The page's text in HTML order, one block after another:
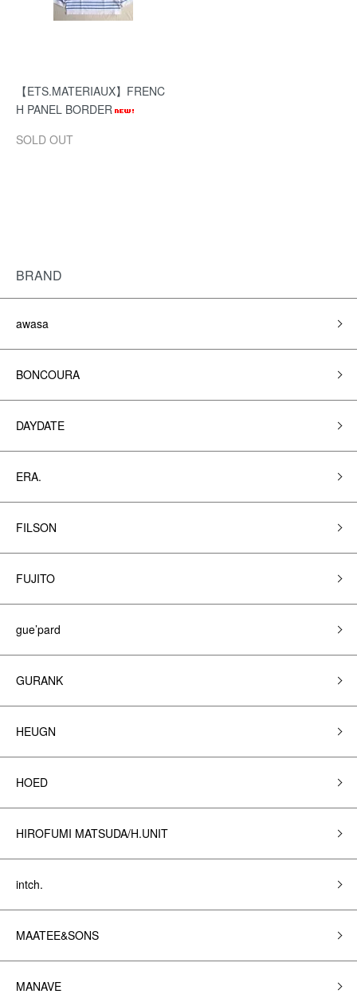
【ETS.MATERIAUX】FRENC
H PANEL BORDER
SOLD OUT
BRAND
awasa
BONCOURA
DAYDATE
ERA.
FILSON
FUJITO
gue’pard
GURANK
HEUGN
HOED
HIROFUMI MATSUDA/H.UNIT
intch.
MAATEE&SONS
MANAVE